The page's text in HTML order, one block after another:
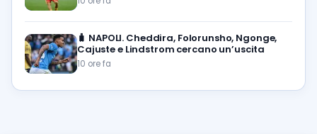
🧳 NAPOLI. Cheddira, Folorunsho, Ngonge,
Cajuste e Lindstrom cercano un’uscita
10 ore fa